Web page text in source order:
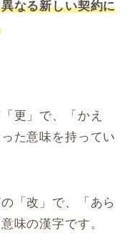
なる新しい契約に
更」で、「かえ
た意味を持ってい
「改」で、「あら
味の漢字です。